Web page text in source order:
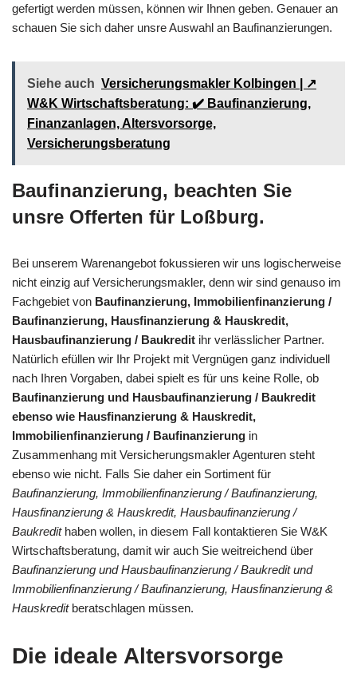
gefertigt werden müssen, können wir Ihnen geben. Genauer an
schauen Sie sich daher unsre Auswahl an Baufinanzierungen.
Siehe auch Versicherungsmakler Kolbingen | ↗️
W&K Wirtschaftsberatung: ✔️ Baufinanzierung,
Finanzanlagen, Altersvorsorge,
Versicherungsberatung
Baufinanzierung, beachten Sie
unsre Offerten für Loßburg.
Bei unserem Warenangebot fokussieren wir uns logischerweise
nicht einzig auf Versicherungsmakler, denn wir sind genauso im
Fachgebiet von Baufinanzierung, Immobilienfinanzierung /
Baufinanzierung, Hausfinanzierung & Hauskredit,
Hausbaufinanzierung / Baukredit ihr verlässlicher Partner.
Natürlich efüllen wir Ihr Projekt mit Vergnügen ganz individuell
nach Ihren Vorgaben, dabei spielt es für uns keine Rolle, ob
Baufinanzierung und Hausbaufinanzierung / Baukredit
ebenso wie Hausfinanzierung & Hauskredit,
Immobilienfinanzierung / Baufinanzierung in
Zusammenhang mit Versicherungsmakler Agenturen steht
ebenso wie nicht. Falls Sie daher ein Sortiment für
Baufinanzierung, Immobilienfinanzierung / Baufinanzierung,
Hausfinanzierung & Hauskredit, Hausbaufinanzierung /
Baukredithaben wollen, in diesem Fall kontaktieren Sie W&K
Wirtschaftsberatung, damit wir auch Sie weitreichend über
Baufinanzierung und Hausbaufinanzierung / Baukredit und
Immobilienfinanzierung / Baufinanzierung, Hausfinanzierung &
Hauskreditberatschlagen müssen.
Die ideale Altersvorsorge